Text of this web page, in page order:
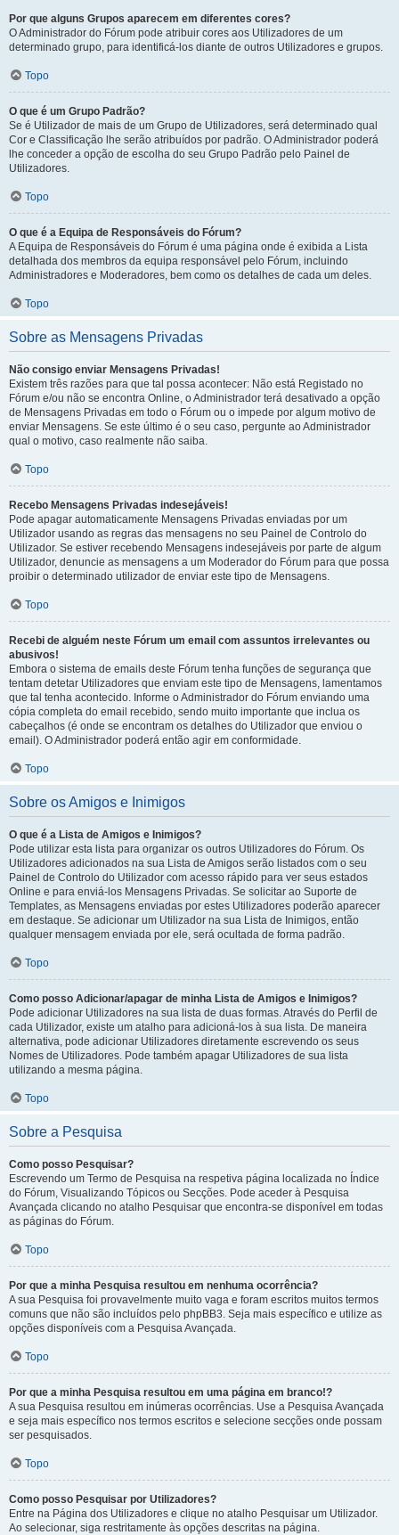
Por que alguns Grupos aparecem em diferentes cores?
O Administrador do Fórum pode atribuir cores aos Utilizadores de um
determinado grupo, para identificá-los diante de outros Utilizadores e grupos.
Topo
O que é um Grupo Padrão?
Se é Utilizador de mais de um Grupo de Utilizadores, será determinado qual
Cor e Classificação lhe serão atribuídos por padrão. O Administrador poderá
lhe conceder a opção de escolha do seu Grupo Padrão pelo Painel de
Utilizadores.
Topo
O que é a Equipa de Responsáveis do Fórum?
A Equipa de Responsáveis do Fórum é uma página onde é exibida a Lista
detalhada dos membros da equipa responsável pelo Fórum, incluindo
Administradores e Moderadores, bem como os detalhes de cada um deles.
Topo
Sobre as Mensagens Privadas
Não consigo enviar Mensagens Privadas!
Existem três razões para que tal possa acontecer: Não está Registado no
Fórum e/ou não se encontra Online, o Administrador terá desativado a opção
de Mensagens Privadas em todo o Fórum ou o impede por algum motivo de
enviar Mensagens. Se este último é o seu caso, pergunte ao Administrador
qual o motivo, caso realmente não saiba.
Topo
Recebo Mensagens Privadas indesejáveis!
Pode apagar automaticamente Mensagens Privadas enviadas por um
Utilizador usando as regras das mensagens no seu Painel de Controlo do
Utilizador. Se estiver recebendo Mensagens indesejáveis por parte de algum
Utilizador, denuncie as mensagens a um Moderador do Fórum para que possa
proibir o determinado utilizador de enviar este tipo de Mensagens.
Topo
Recebi de alguém neste Fórum um email com assuntos irrelevantes ou
abusivos!
Embora o sistema de emails deste Fórum tenha funções de segurança que
tentam detetar Utilizadores que enviam este tipo de Mensagens, lamentamos
que tal tenha acontecido. Informe o Administrador do Fórum enviando uma
cópia completa do email recebido, sendo muito importante que inclua os
cabeçalhos (é onde se encontram os detalhes do Utilizador que enviou o
email). O Administrador poderá então agir em conformidade.
Topo
Sobre os Amigos e Inimigos
O que é a Lista de Amigos e Inimigos?
Pode utilizar esta lista para organizar os outros Utilizadores do Fórum. Os
Utilizadores adicionados na sua Lista de Amigos serão listados com o seu
Painel de Controlo do Utilizador com acesso rápido para ver seus estados
Online e para enviá-los Mensagens Privadas. Se solicitar ao Suporte de
Templates, as Mensagens enviadas por estes Utilizadores poderão aparecer
em destaque. Se adicionar um Utilizador na sua Lista de Inimigos, então
qualquer mensagem enviada por ele, será ocultada de forma padrão.
Topo
Como posso Adicionar/apagar de minha Lista de Amigos e Inimigos?
Pode adicionar Utilizadores na sua lista de duas formas. Através do Perfil de
cada Utilizador, existe um atalho para adicioná-los à sua lista. De maneira
alternativa, pode adicionar Utilizadores diretamente escrevendo os seus
Nomes de Utilizadores. Pode também apagar Utilizadores de sua lista
utilizando a mesma página.
Topo
Sobre a Pesquisa
Como posso Pesquisar?
Escrevendo um Termo de Pesquisa na respetiva página localizada no Índice
do Fórum, Visualizando Tópicos ou Secções. Pode aceder à Pesquisa
Avançada clicando no atalho Pesquisar que encontra-se disponível em todas
as páginas do Fórum.
Topo
Por que a minha Pesquisa resultou em nenhuma ocorrência?
A sua Pesquisa foi provavelmente muito vaga e foram escritos muitos termos
comuns que não são incluídos pelo phpBB3. Seja mais específico e utilize as
opções disponíveis com a Pesquisa Avançada.
Topo
Por que a minha Pesquisa resultou em uma página em branco!?
A sua Pesquisa resultou em inúmeras ocorrências. Use a Pesquisa Avançada
e seja mais específico nos termos escritos e selecione secções onde possam
ser pesquisados.
Topo
Como posso Pesquisar por Utilizadores?
Entre na Página dos Utilizadores e clique no atalho Pesquisar um Utilizador.
Ao selecionar, siga restritamente às opções descritas na página.